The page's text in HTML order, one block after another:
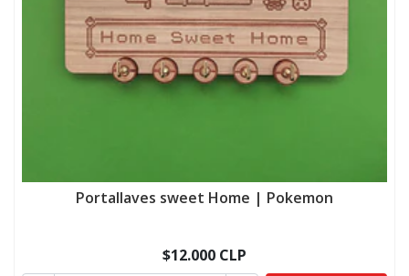
Portallaves sweet Home | Pokemon
$12.000 CLP